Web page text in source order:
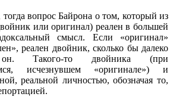
тогда вопрос Байрона о том, который из
или оригинал) реален в большей
смысл. Если «оригинал»
реален двойник, сколько бы далеко
Такого-то двойника (при
исчезнувшем «оригинале») и
реальной личностью, обозначая то,